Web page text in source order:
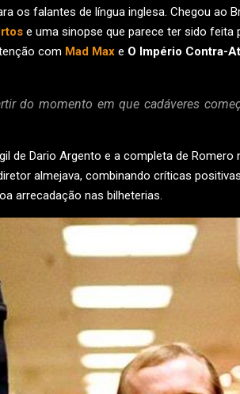
os falantes de língua inglesa. Chegou ao
e uma sinopse que parece ter sido feita
com Mad Max e O Império Contra-
do momento em que cadáveres
de Dario Argento e a completa de Romero
almejava, combinando críticas
arrecadação nas bilheterias.